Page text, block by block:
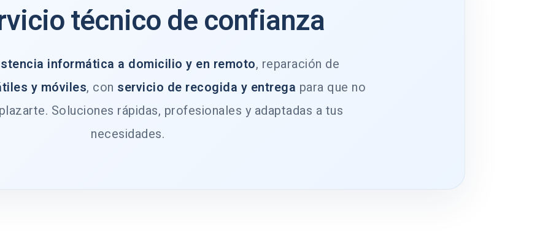
técnico de confianza
informática a domicilio y en remoto, reparación de
y móviles, con servicio de recogida y entrega para que no
Soluciones rápidas, profesionales y adaptadas a tus
necesidades.